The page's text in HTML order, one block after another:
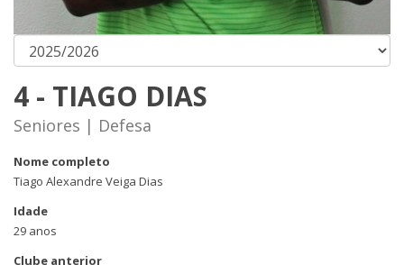
4 - TIAGO DIAS
Seniores | Defesa
Nome completo
Tiago Alexandre Veiga Dias
Idade
29 anos
Clube anterior